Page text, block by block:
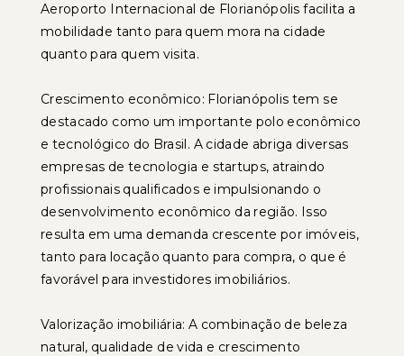
Aeroporto Internacional de Florianópolis facilita a
mobilidade tanto para quem mora na cidade
quanto para quem visita.
Crescimento econômico: Florianópolis tem se
destacado como um importante polo econômico
e tecnológico do Brasil. A cidade abriga diversas
empresas de tecnologia e startups, atraindo
profissionais qualificados e impulsionando o
desenvolvimento econômico da região. Isso
resulta em uma demanda crescente por imóveis,
tanto para locação quanto para compra, o que é
favorável para investidores imobiliários.
Valorização imobiliária: A combinação de beleza
natural, qualidade de vida e crescimento